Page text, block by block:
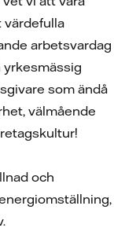
värdefulla
arbetsvardag
som ändå
välmående
och